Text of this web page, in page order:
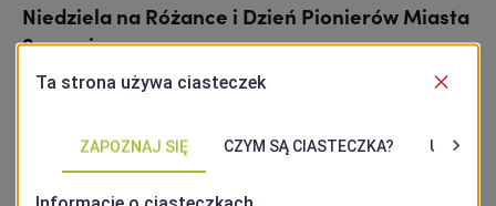
Niedziela na Różance i Dzień Pionierów Miasta
Szczecin
Niedzielne świętowanie rozpocznie się o godzinie
odbędą się oficjalne uroczystości81. rocznicy
przejęcia zarządu nad Szczecinem przez polską